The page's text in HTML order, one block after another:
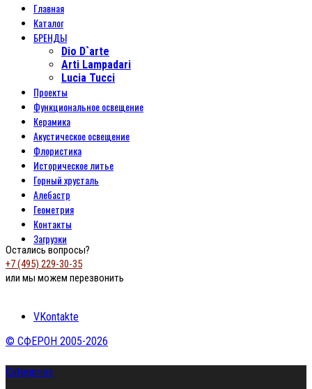
Главная
Каталог
БРЕНДЫ
Dio D`arte
Arti Lampadari
Lucia Tucci
Проекты
Функциональное освещение
Керамика
Акустическое освещение
Флористика
Историческое литье
Горный хрусталь
Алебастр
Геометрия
Контакты
Загрузки
Остались вопросы?
+7 (495) 229-30-35
или мы можем перезвонить
VKontakte
© СФЕРОН 2005-2026
Categories